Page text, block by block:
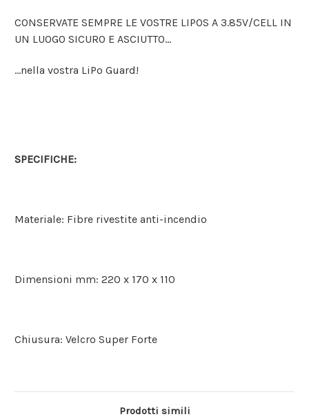
CONSERVATE SEMPRE LE VOSTRE LIPOS A 3.85V/CELL IN
UN LUOGO SICURO E ASCIUTTO...
...nella vostra LiPo Guard!
SPECIFICHE:
Materiale: Fibre rivestite anti-incendio
Dimensioni mm: 220 x 170 x 110
Chiusura: Velcro Super Forte
Prodotti simili